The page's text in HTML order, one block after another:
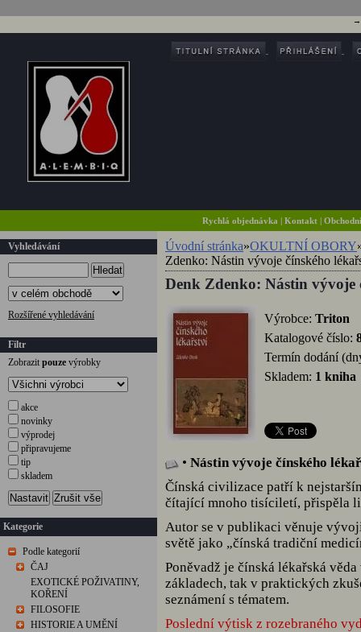
Rychlá objednávka |Kontakt |
Vyhledávání
Hledat
Rozšířené vyhledávání
Filtr
Zobrazit pouze výrobky
akce
novinky
výprodej
připravujeme
tip
skladem
Nastavit Zrušit vše
Kategorie
Podle kategorií
ČAJ
EXOTICKÉ POŽIVATINY,
KOŘENÍ
FILOSOFIE
HISTORIE A UMĚNÍ
Úvodní stránka»OKULTNÍ OBORY
Zdenko: Nástin vývoje čínského
Denk Zdenko: Nástin vývoje
Výrobce: Triton
Katalogové číslo:
Termín dodání
Skladem: 1 kniha
• Nástin vývoje čínského
Čínská civilizace patří k
čítající mnoho tisíciletí, přispěla
Autor se v publikaci věnuje
světě jako „čínská tradiční
Poněvadž je čínská lékařská
základech, tak v praktických
seznámení s tématem.
Poslední výtisk z rozebraného